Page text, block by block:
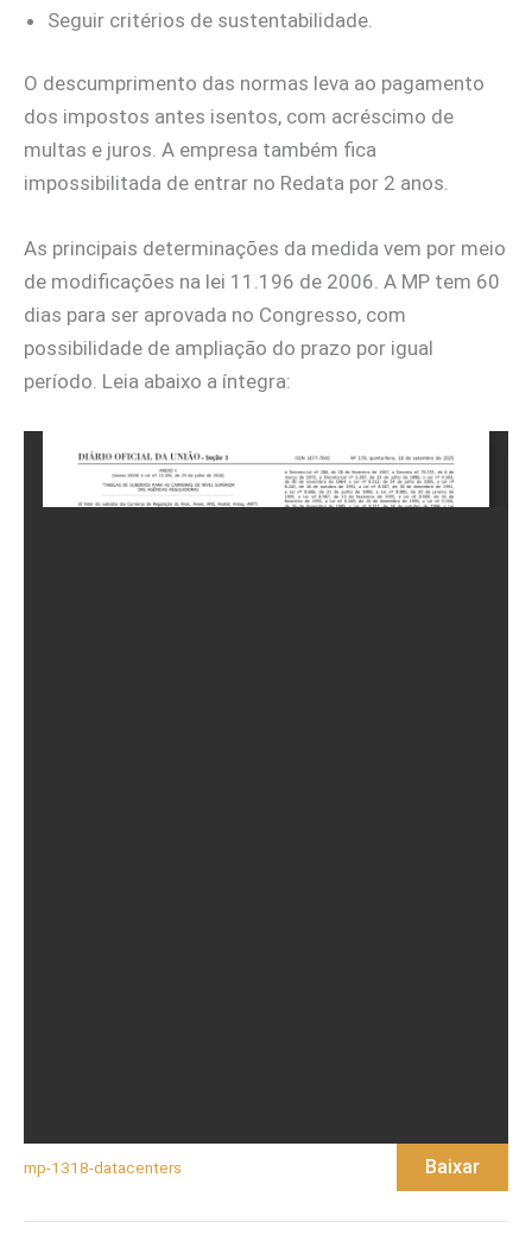
Seguir critérios de sustentabilidade.
O descumprimento das normas leva ao pagamento
dos impostos antes isentos, com acréscimo de
multas e juros. A empresa também fica
impossibilitada de entrar no Redata por 2 anos.
As principais determinações da medida vem por meio
de modificações na lei 11.196 de 2006. A MP tem 60
dias para ser aprovada no Congresso, com
possibilidade de ampliação do prazo por igual
período. Leia abaixo a íntegra:
mp-1318-datacenters Baixar